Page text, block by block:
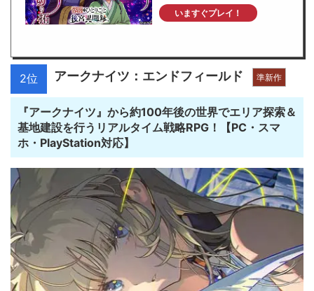
いますぐプレイ！
2位 アークナイツ：エンドフィールド 準新作
『アークナイツ』から約100年後の世界でエリア探索＆
基地建設を行うリアルタイム戦略RPG！【PC・スマ
ホ・PlayStation対応】